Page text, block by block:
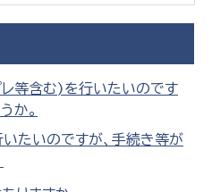
等含む)を行いたいのです
か。
たいのですが、手続き等が